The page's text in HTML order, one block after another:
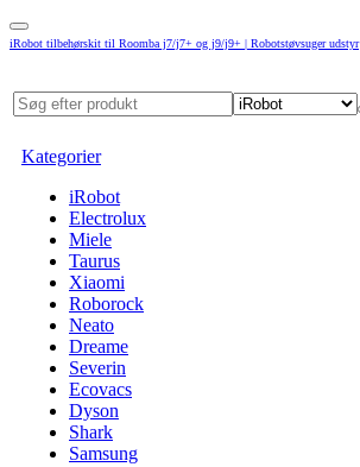
iRobot tilbehørskit til Roomba j7/j7+ og j9/j9+ | Robotstøvsuger udstyr
Kategorier
iRobot
Electrolux
Miele
Taurus
Xiaomi
Roborock
Neato
Dreame
Severin
Ecovacs
Dyson
Shark
Samsung